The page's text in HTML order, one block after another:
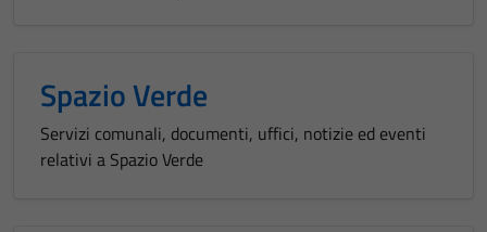
Spazio Verde
Servizi comunali, documenti, uffici, notizie ed eventi
relativi a Spazio Verde